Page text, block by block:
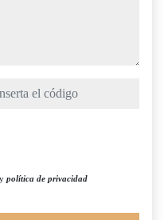
política de privacidad